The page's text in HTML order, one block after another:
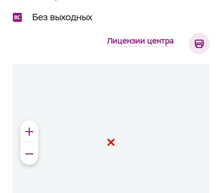
Без выходных
Лицензии центра